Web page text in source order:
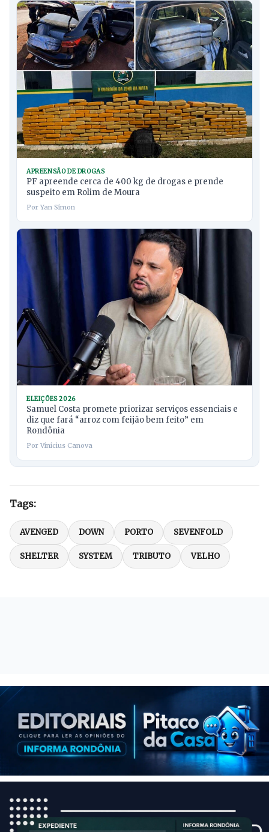
APREENSÃO DE DROGAS
PF apreende cerca de 400 kg de drogas e prende
suspeito em Rolim de Moura
Por Yan Simon
ELEIÇÕES 2026
Samuel Costa promete priorizar serviços essenciais e
diz que fará “arroz com feijão bem feito” em
Rondônia
Por Vinicius Canova
Tags:
AVENGED DOWN PORTO SEVENFOLD
SHELTER SYSTEM TRIBUTO VELHO